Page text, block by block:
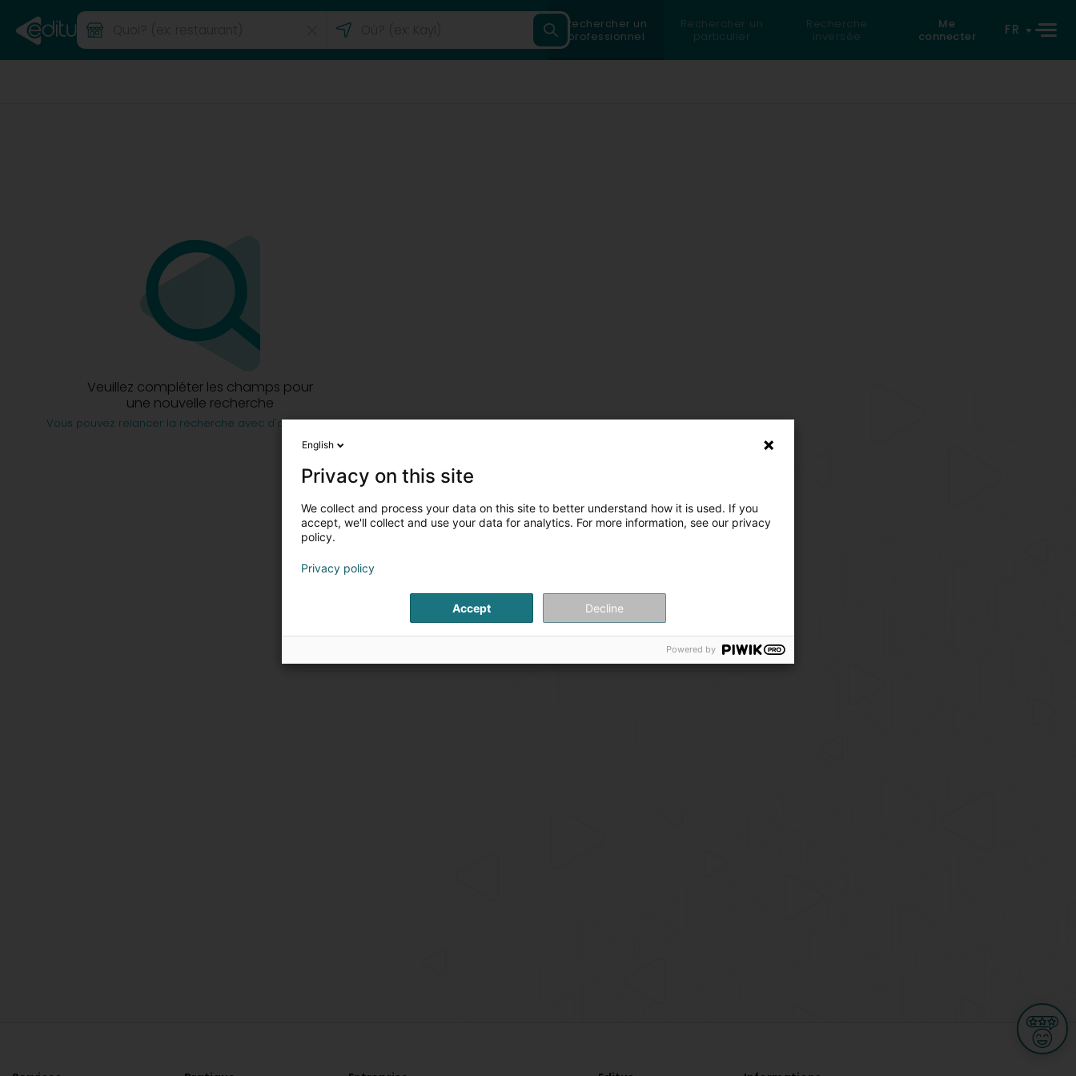
Rechercher un
professionnel
Rechercher un
particulier
Recherche
inversée
Me
connecter
FR
Veuillez compléter les champs pour
une nouvelle recherche
Vous pouvez relancer la recherche avec d'autres critères
English
Privacy on this site
We collect and process your data on this site to better understand how it is used. If you
accept, we'll collect and use your data for analytics. For more information, see our privacy
policy.
Privacy policy
Accept Decline
Powered by